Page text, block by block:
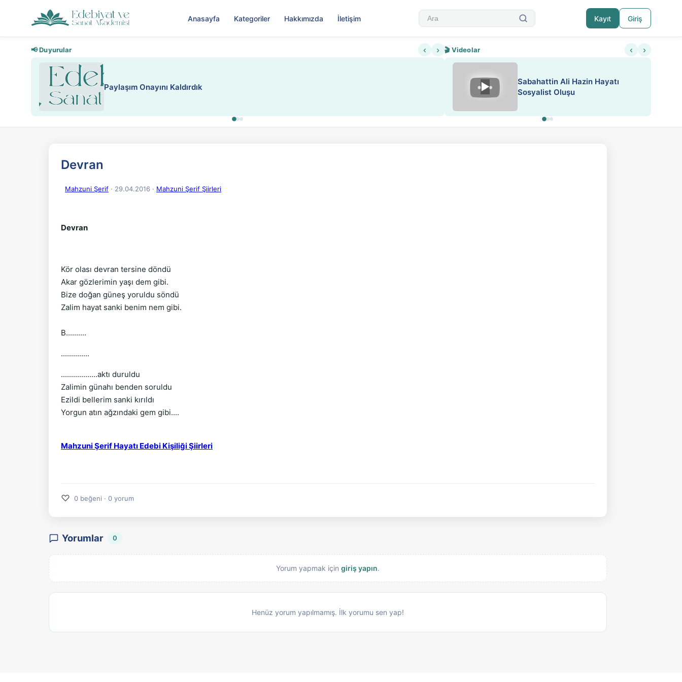
Anasayfa Kategoriler Hakkımızda İletişim Kayıt Giriş
📢 Duyurular ‹ ›
Paylaşım Onayını Kaldırdık Nadir içeriklere kısıtlama ve kredi sistemi
🎬 Videolar ‹ ›
▶
Sabahattin Ali Hazin Hayatı
Sosyalist Oluşu
Devran
Mahzuni Şerif · 29.04.2016 · Mahzuni Şerif Şiirleri
Devran
Kör olası devran tersine döndü
Akar gözlerimin yaşı dem gibi.
Bize doğan güneş yoruldu söndü
Zalim hayat sanki benim nem gibi.
B..........
..............
..................aktı duruldu
Zalimin günahı benden soruldu
Ezildi bellerim sanki kırıldı
Yorgun atın ağzındaki gem gibi....
Mahzuni Şerif Hayatı Edebi Kişiliği Şiirleri
♡ 0 beğeni · 0 yorum
Yorumlar 0
Yorum yapmak için giriş yapın.
Henüz yorum yapılmamış. İlk yorumu sen yap!